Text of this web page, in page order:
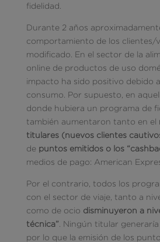
fidelidad.
Durante 2 años
comportamiento de los clientes/
modificado. En el sector de la
online de productos de uso
impacto ha sido positivo debido
consumo. Por supuesto, en
donde hubiera un programa de
también aumentaron tanto en el
titulares (nuevos clientes
de puntos emitidos o los
medios de pago: American
Por el contrario, todos los
con el sector de viaje, tanto a
como de ocio disminuyeron a
técnica” . Ningún titular
por lo que la emisión de los